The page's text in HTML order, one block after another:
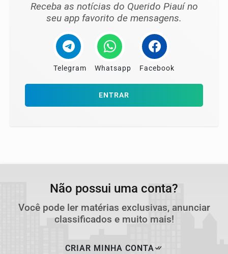
Receba as notícias do Querido Piauí no
seu app favorito de mensagens.
Telegram Whatsapp Facebook
ENTRAR
Não possui uma conta?
Você pode ler matérias exclusivas, anunciar
classificados e muito mais!
CRIAR MINHA CONTA